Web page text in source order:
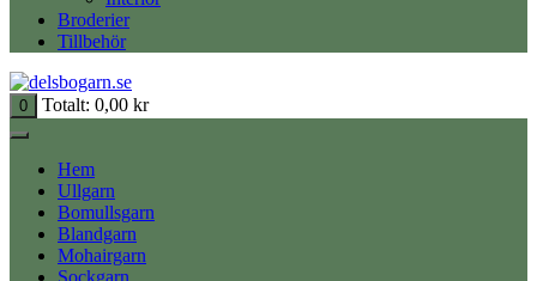
Broderier
Tillbehör
0 Totalt: 0,00 kr
Hem
Ullgarn
Bomullsgarn
Blandgarn
Mohairgarn
Sockgarn